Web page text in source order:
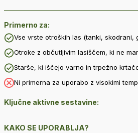
Primerno za:
Vse vrste otroških las (tanki, skodrani,
Otroke z občutljivim lasiščem, ki ne
Starše, ki iščejo varno in trpežno
Ni primerna za uporabo z visokimi
Ključne aktivne sestavine:
KAKO SE UPORABLJA?